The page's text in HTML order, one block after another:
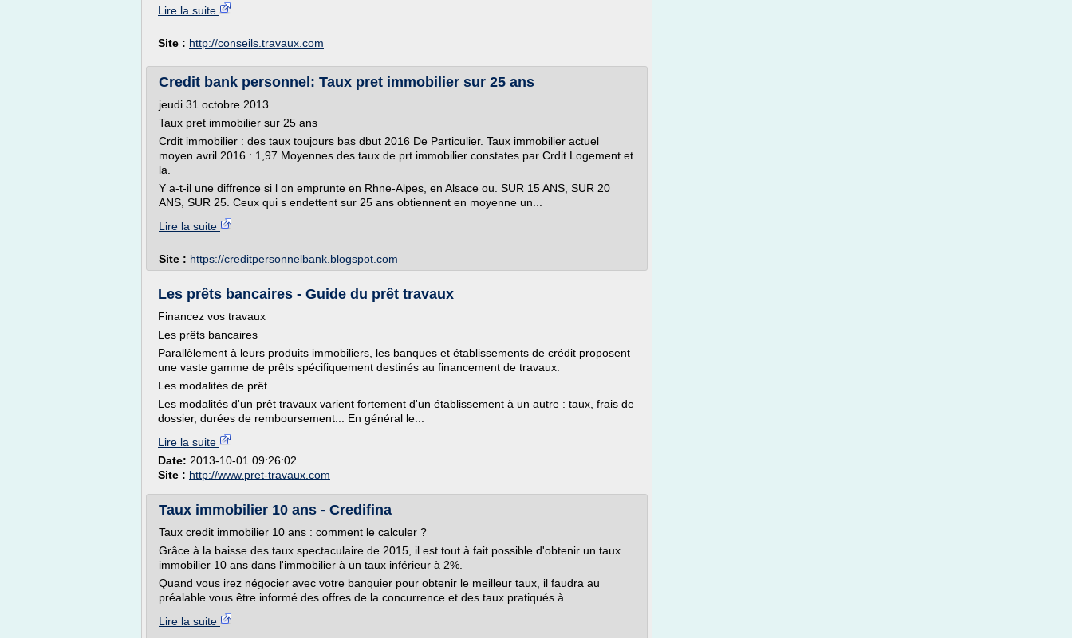
Lire la suite
Site : http://conseils.travaux.com
Credit bank personnel: Taux pret immobilier sur 25 ans
jeudi 31 octobre 2013
Taux pret immobilier sur 25 ans
Crdit immobilier : des taux toujours bas dbut 2016 De Particulier. Taux immobilier actuel
moyen avril 2016 : 1,97 Moyennes des taux de prt immobilier constates par Crdit Logement et
la.
Y a-t-il une diffrence si l on emprunte en Rhne-Alpes, en Alsace ou. SUR 15 ANS, SUR 20
ANS, SUR 25. Ceux qui s endettent sur 25 ans obtiennent en moyenne un...
Lire la suite
Site : https://creditpersonnelbank.blogspot.com
Les prêts bancaires - Guide du prêt travaux
Financez vos travaux
Les prêts bancaires
Parallèlement à leurs produits immobiliers, les banques et établissements de crédit proposent
une vaste gamme de prêts spécifiquement destinés au financement de travaux.
Les modalités de prêt
Les modalités d'un prêt travaux varient fortement d'un établissement à un autre : taux, frais de
dossier, durées de remboursement... En général le...
Lire la suite
Date: 2013-10-01 09:26:02
Site : http://www.pret-travaux.com
Taux immobilier 10 ans - Credifina
Taux credit immobilier 10 ans : comment le calculer ?
Grâce à la baisse des taux spectaculaire de 2015, il est tout à fait possible d'obtenir un taux
immobilier 10 ans dans l'immobilier à un taux inférieur à 2%.
Quand vous irez négocier avec votre banquier pour obtenir le meilleur taux, il faudra au
préalable vous être informé des offres de la concurrence et des taux pratiqués à...
Lire la suite